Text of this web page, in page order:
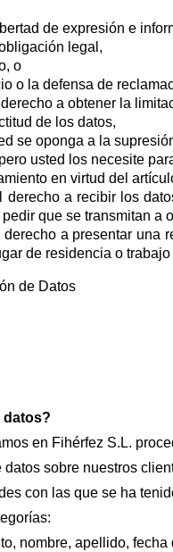
de expresión e
legal,
o
o la defensa de
a obtener la
de los datos,
se oponga a la
usted los necesite
en virtud del
derecho a recibir los
que se transmitan a
derecho a presentar
de residencia o
de Datos
datos?
en Fihérfez S.L.
sobre nuestros
con las que se ha
nombre, apellido,